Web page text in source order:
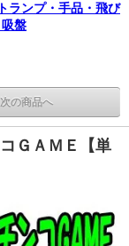
ランプ・手品・飛び
盤
次の商品へ
ＧＡＭＥ【単